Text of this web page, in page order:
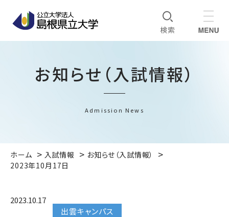
お知らせ（入試情報）
Admission News
ホーム 入試情報
お知らせ（入試情報）
2023年10月17日
2023.10.17
出雲キャンパス